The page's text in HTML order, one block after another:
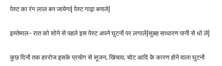
पेस्ट का रंग लाल बन जायेगा| पेस्ट गाढ़ा बनाले|
इस्तेमाल- रात को सोने से पहले इस पेस्ट अपने घुटनों पर लगाले|सुबह साधारण पानी से धो ले|
कुछ दिनों तक हररोज इसके प्रयोग से सूजन, खिंचाव, चोट आदि के कारण होने वाला घुटनों